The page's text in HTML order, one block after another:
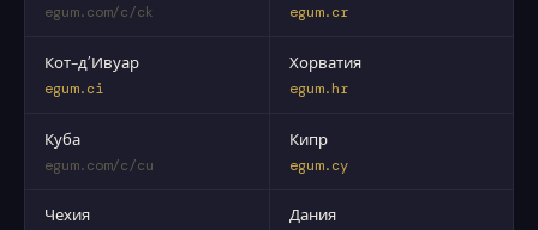
egum.com/c/ck egum.cr
Кот-д’Ивуар
egum.ci
Хорватия
egum.hr
Куба
egum.com/c/cu
Кипр
egum.cy
Чехия Дания